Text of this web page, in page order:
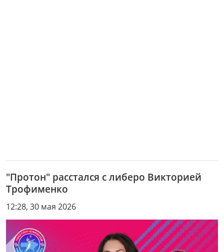
"Протон" расстался с либеро Викторией
Трофименко
12:28, 30 мая 2026